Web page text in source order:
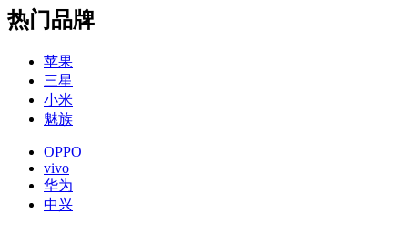
热门品牌
苹果
三星
小米
魅族
OPPO
vivo
华为
中兴